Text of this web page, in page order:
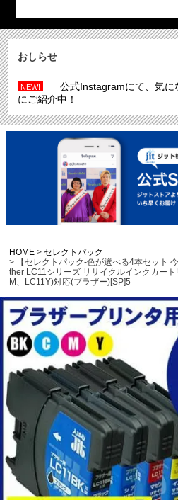
おしらせ
NEW!
公式Instagramにて、気に
にご紹介中！
HOME
セレクトパック
【セレクトパック-色が選べる4本セット
ther LC11シリーズ リサイクルインクカー
M、LC11Y)対応(ブラザー)[SP]5